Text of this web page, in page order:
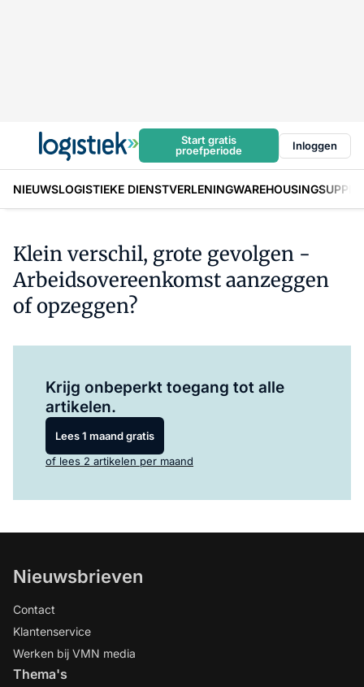
Start gratis
proefperiode
Inloggen
NIEUWSLOGISTIEKE DIENSTVERLENINGWAREHOUSING
Klein verschil, grote gevolgen -
Arbeidsovereenkomst aanzeggen
of opzeggen?
Krijg onbeperkt toegang tot alle
artikelen.
Lees 1 maand gratis
of lees 2 artikelen per maand
Nieuwsbrieven
Contact
Klantenservice
Werken bij VMN media
Thema's